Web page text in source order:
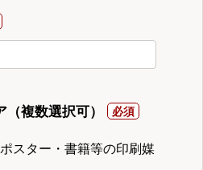
複数選択可）
スター・書籍等の印刷媒